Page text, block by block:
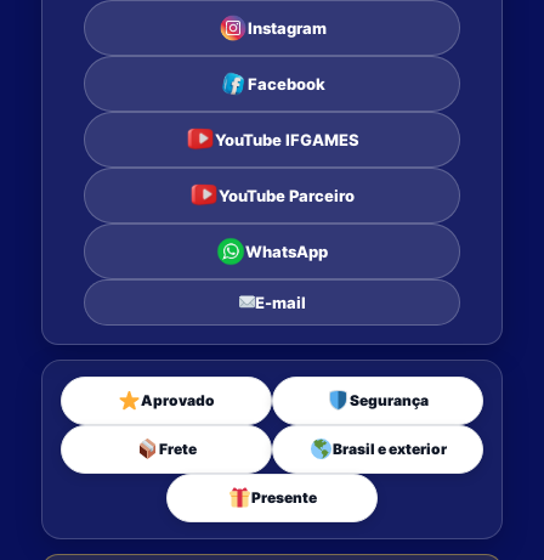
Instagram
Facebook
YouTube IFGAMES
YouTube Parceiro
WhatsApp
E-mail
Aprovado Segurança
Frete Brasil e exterior
Presente